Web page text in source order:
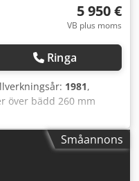
5 950 €
VB plus moms
Ringa
1981,
över bädd 260 mm
Avstånd mellan spetsar
Bäddbredd 255 mm
35,5 - 3150
0,04 – 0,4
0,02 – 0,2 mm/varv
Småannons